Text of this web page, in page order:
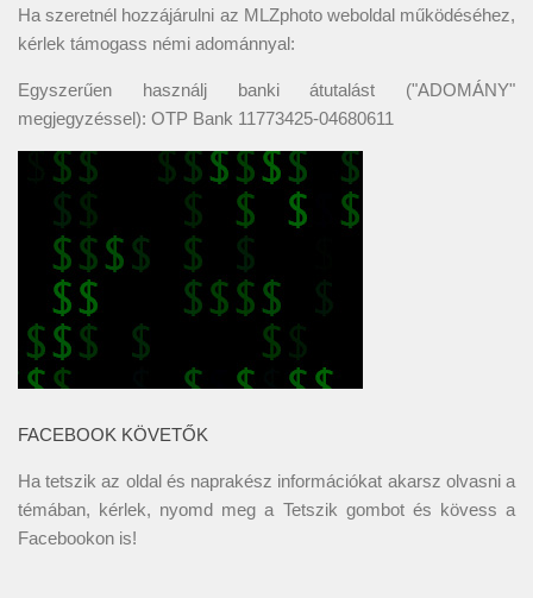
Ha szeretnél hozzájárulni az MLZphoto weboldal működéséhez,
kérlek támogass némi adománnyal:
Egyszerűen használj banki átutalást ("ADOMÁNY"
megjegyzéssel): OTP Bank 11773425-04680611
FACEBOOK KÖVETŐK
Ha tetszik az oldal és naprakész információkat akarsz olvasni a
témában, kérlek, nyomd meg a Tetszik gombot és kövess a
Facebookon is!